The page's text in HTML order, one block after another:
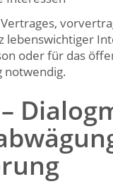
lebenswichtiger
oder für das
notwendig.
–